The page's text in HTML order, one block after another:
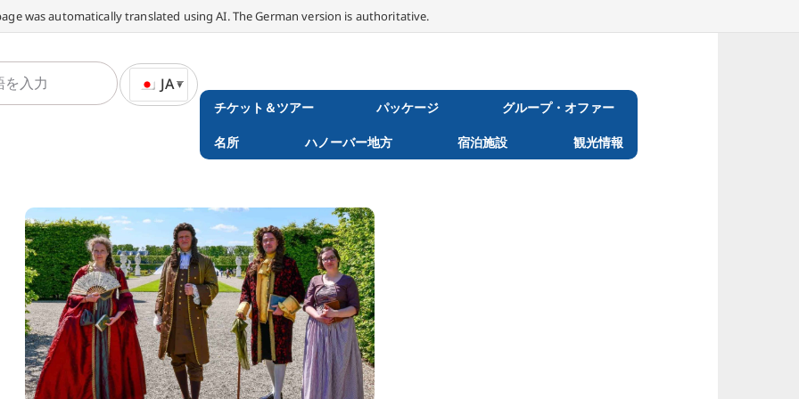
was automatically translated using AI. The German version is authoritative.
JA
チケット＆ツアー パッケージ グループ・オファー
名所 ハノーバー地方 宿泊施設 観光情報